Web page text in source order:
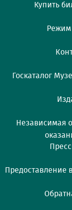
Купить
Режим
Госкаталог
Независимая
Предоставление